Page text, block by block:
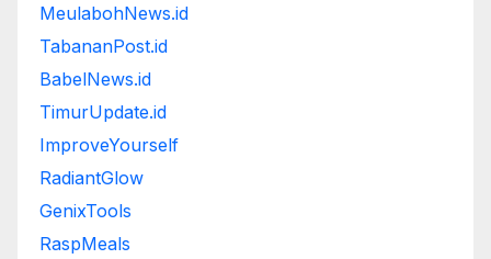
MeulabohNews.id
TabananPost.id
BabelNews.id
TimurUpdate.id
ImproveYourself
RadiantGlow
GenixTools
RaspMeals